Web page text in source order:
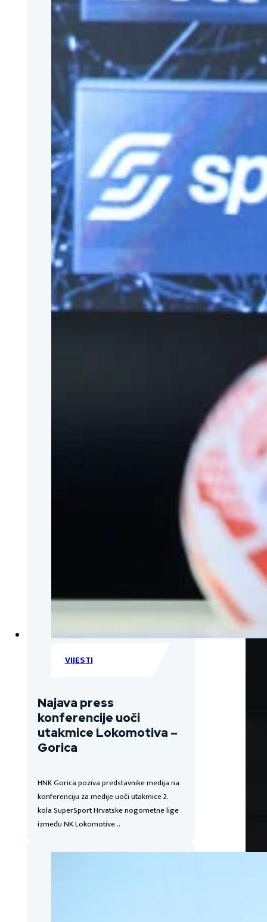
VIJESTI
Najava press
konferencije uoči
utakmice Lokomotiva –
Gorica
HNK Gorica poziva predstavnike medija na
konferenciju za medije uoči utakmice 2.
kola SuperSport Hrvatske nogometne lige
između NK Lokomotive…